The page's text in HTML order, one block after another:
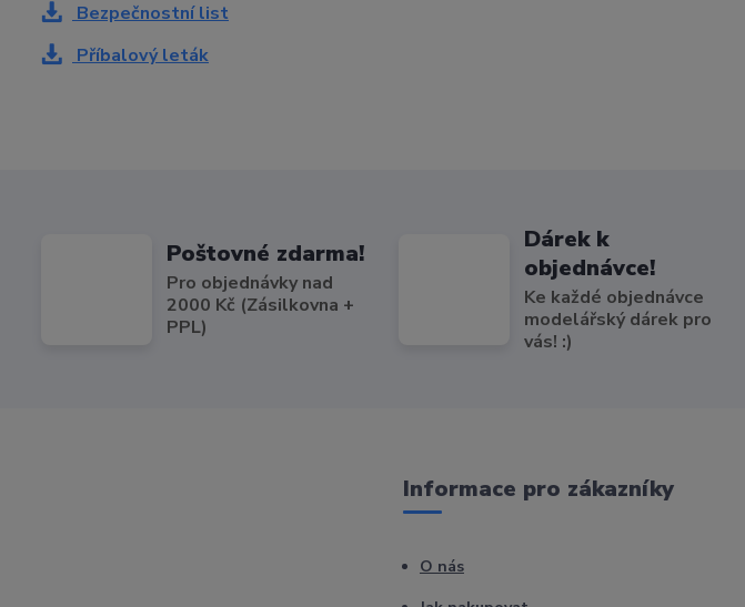
Bezpečnostní list
Příbalový leták
Poštovné zdarma!
Pro objednávky nad
2000 Kč (Zásilkovna +
PPL)
Dárek k
objednávce!
Ke každé objednávce
modelářský dárek pro
vás! :)
Informace pro zákazníky
O nás